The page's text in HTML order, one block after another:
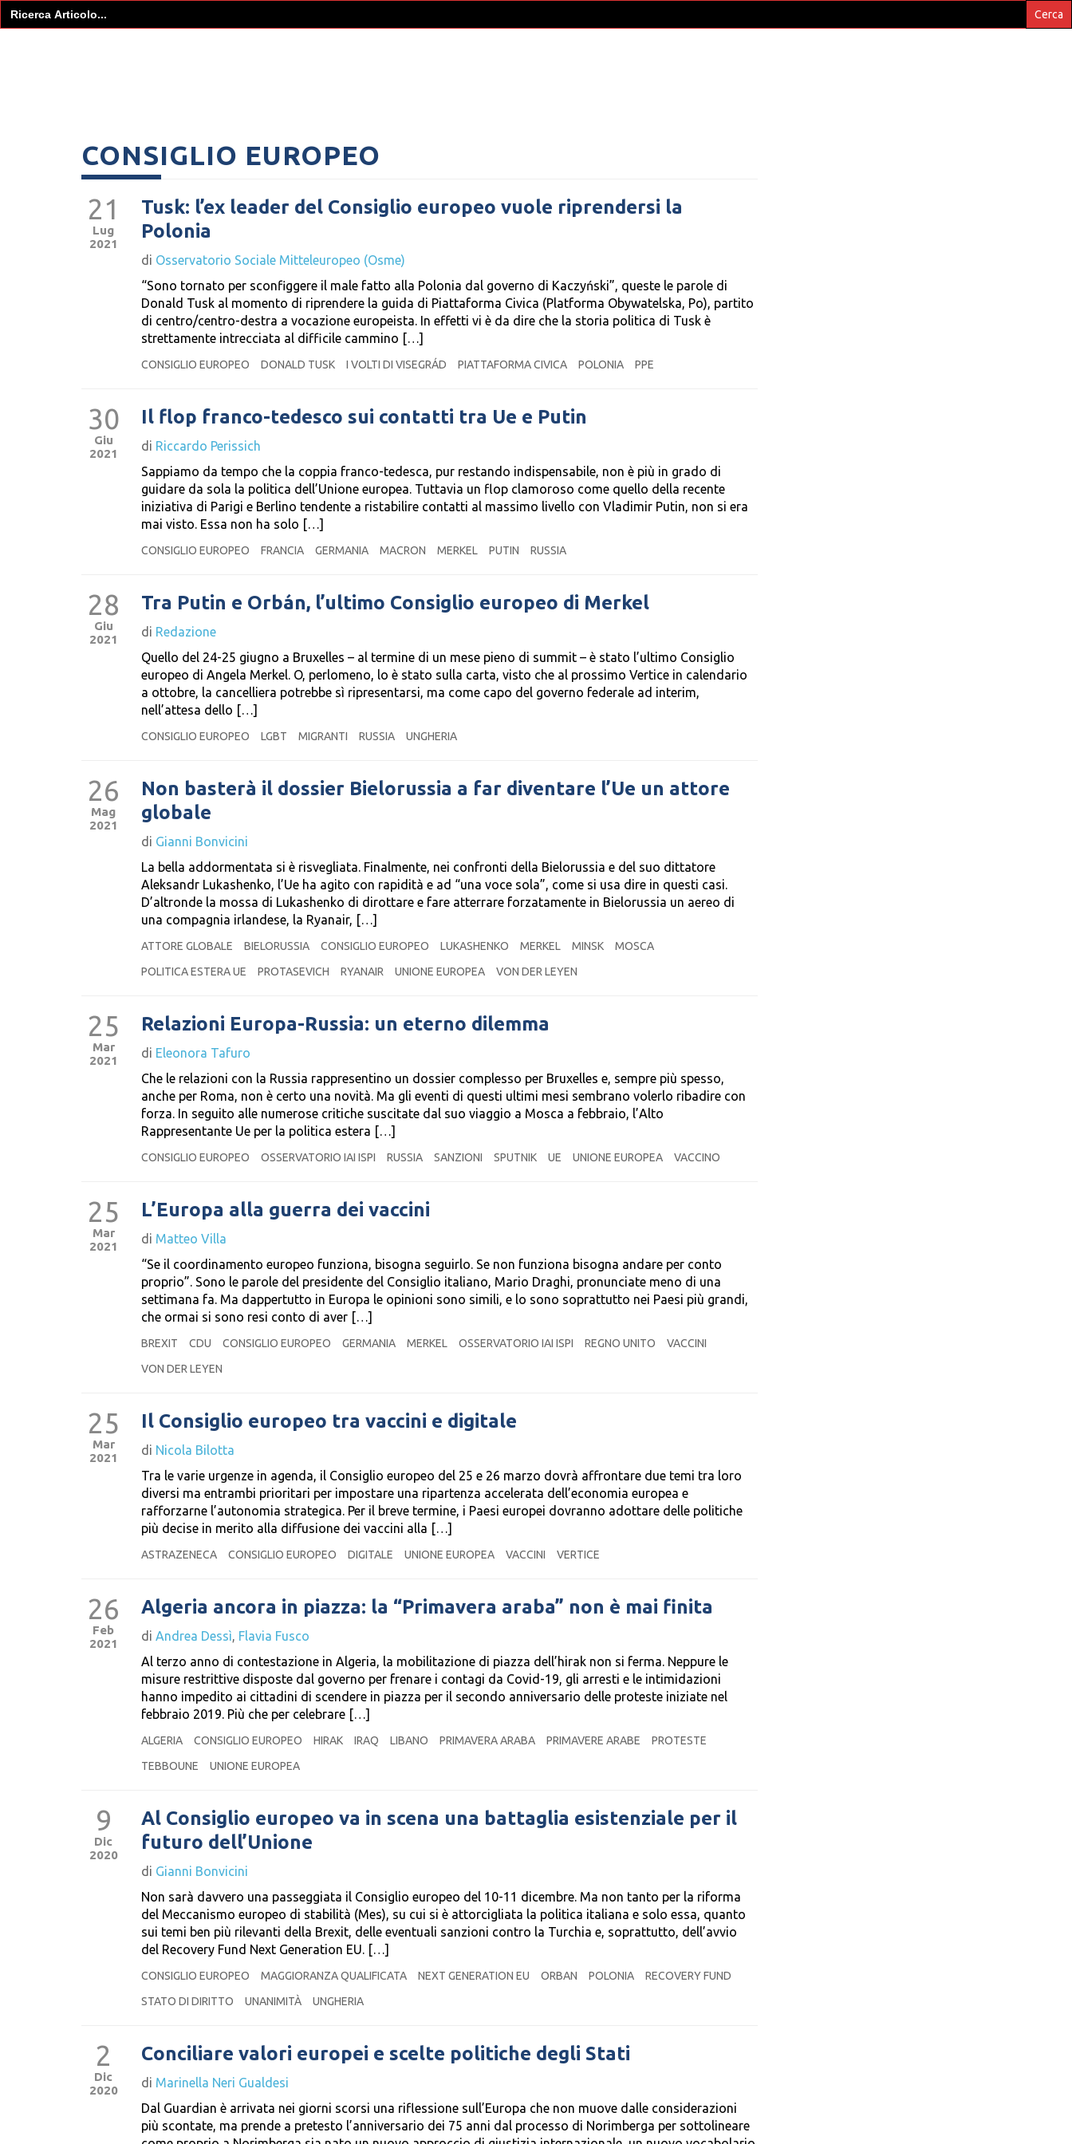
Search
for:
CONSIGLIO EUROPEO
21
Lug
2021
Tusk: l’ex leader del Consiglio europeo vuole riprendersi la
Polonia
di Osservatorio Sociale Mitteleuropeo (Osme)
“Sono tornato per sconfiggere il male fatto alla Polonia dal governo di Kaczyński”, queste le parole di
Donald Tusk al momento di riprendere la guida di Piattaforma Civica (Platforma Obywatelska, Po), partito
di centro/centro-destra a vocazione europeista. In effetti vi è da dire che la storia politica di Tusk è
strettamente intrecciata al difficile cammino […]
CONSIGLIO EUROPEO DONALD TUSK I VOLTI DI VISEGRÁD PIATTAFORMA CIVICA POLONIA PPE
30
Giu
2021
Il flop franco-tedesco sui contatti tra Ue e Putin
di Riccardo Perissich
Sappiamo da tempo che la coppia franco-tedesca, pur restando indispensabile, non è più in grado di
guidare da sola la politica dell’Unione europea. Tuttavia un flop clamoroso come quello della recente
iniziativa di Parigi e Berlino tendente a ristabilire contatti al massimo livello con Vladimir Putin, non si era
mai visto. Essa non ha solo […]
CONSIGLIO EUROPEO FRANCIA GERMANIA MACRON MERKEL PUTIN RUSSIA
28
Giu
2021
Tra Putin e Orbán, l’ultimo Consiglio europeo di Merkel
di Redazione
Quello del 24-25 giugno a Bruxelles – al termine di un mese pieno di summit – è stato l’ultimo Consiglio
europeo di Angela Merkel. O, perlomeno, lo è stato sulla carta, visto che al prossimo Vertice in calendario
a ottobre, la cancelliera potrebbe sì ripresentarsi, ma come capo del governo federale ad interim,
nell’attesa dello […]
CONSIGLIO EUROPEO LGBT MIGRANTI RUSSIA UNGHERIA
26
Mag
2021
Non basterà il dossier Bielorussia a far diventare l’Ue un attore
globale
di Gianni Bonvicini
La bella addormentata si è risvegliata. Finalmente, nei confronti della Bielorussia e del suo dittatore
Aleksandr Lukashenko, l’Ue ha agito con rapidità e ad “una voce sola”, come si usa dire in questi casi.
D’altronde la mossa di Lukashenko di dirottare e fare atterrare forzatamente in Bielorussia un aereo di
una compagnia irlandese, la Ryanair, […]
ATTORE GLOBALE BIELORUSSIA CONSIGLIO EUROPEO LUKASHENKO MERKEL MINSK
MOSCA
POLITICA ESTERA UE
PROTASEVICH RYANAIR UNIONE EUROPEA VON DER LEYEN
25
Mar
2021
Relazioni Europa-Russia: un eterno dilemma
di Eleonora Tafuro
Che le relazioni con la Russia rappresentino un dossier complesso per Bruxelles e, sempre più spesso,
anche per Roma, non è certo una novità. Ma gli eventi di questi ultimi mesi sembrano volerlo ribadire con
forza. In seguito alle numerose critiche suscitate dal suo viaggio a Mosca a febbraio, l’Alto
Rappresentante Ue per la politica estera […]
CONSIGLIO EUROPEO OSSERVATORIO IAI ISPI RUSSIA SANZIONI SPUTNIK UE UNIONE EUROPEA VACCINO
25
Mar
2021
L’Europa alla guerra dei vaccini
di Matteo Villa
“Se il coordinamento europeo funziona, bisogna seguirlo. Se non funziona bisogna andare per conto
proprio”. Sono le parole del presidente del Consiglio italiano, Mario Draghi, pronunciate meno di una
settimana fa. Ma dappertutto in Europa le opinioni sono simili, e lo sono soprattutto nei Paesi più grandi,
che ormai si sono resi conto di aver […]
BREXIT CDU CONSIGLIO EUROPEO GERMANIA MERKEL OSSERVATORIO IAI ISPI REGNO UNITO
VACCINI
VON DER LEYEN
25
Mar
2021
Il Consiglio europeo tra vaccini e digitale
di Nicola Bilotta
Tra le varie urgenze in agenda, il Consiglio europeo del 25 e 26 marzo dovrà affrontare due temi tra loro
diversi ma entrambi prioritari per impostare una ripartenza accelerata dell’economia europea e
rafforzarne l’autonomia strategica. Per il breve termine, i Paesi europei dovranno adottare delle politiche
più decise in merito alla diffusione dei vaccini alla […]
ASTRAZENECA CONSIGLIO EUROPEO DIGITALE UNIONE EUROPEA VACCINI VERTICE
26
Feb
2021
Algeria ancora in piazza: la “Primavera araba” non è mai finita
di Andrea Dessì, Flavia Fusco
Al terzo anno di contestazione in Algeria, la mobilitazione di piazza dell’hirak non si ferma. Neppure le
misure restrittive disposte dal governo per frenare i contagi da Covid-19, gli arresti e le intimidazioni
hanno impedito ai cittadini di scendere in piazza per il secondo anniversario delle proteste iniziate nel
febbraio 2019. Più che per celebrare […]
ALGERIA CONSIGLIO EUROPEO HIRAK IRAQ LIBANO PRIMAVERA ARABA PRIMAVERE ARABE
PROTESTE
TEBBOUNE
UNIONE EUROPEA
9
Dic
2020
Al Consiglio europeo va in scena una battaglia esistenziale per il
futuro dell’Unione
di Gianni Bonvicini
Non sarà davvero una passeggiata il Consiglio europeo del 10-11 dicembre. Ma non tanto per la riforma
del Meccanismo europeo di stabilità (Mes), su cui si è attorcigliata la politica italiana e solo essa, quanto
sui temi ben più rilevanti della Brexit, delle eventuali sanzioni contro la Turchia e, soprattutto, dell’avvio
del Recovery Fund Next Generation EU. […]
CONSIGLIO EUROPEO MAGGIORANZA QUALIFICATA NEXT GENERATION EU ORBAN POLONIA
RECOVERY FUND
STATO DI DIRITTO
UNANIMITÀ UNGHERIA
2
Dic
2020
Conciliare valori europei e scelte politiche degli Stati
di Marinella Neri Gualdesi
Dal Guardian è arrivata nei giorni scorsi una riflessione sull’Europa che non muove dalle considerazioni
più scontate, ma prende a pretesto l’anniversario dei 75 anni dal processo di Norimberga per sottolineare